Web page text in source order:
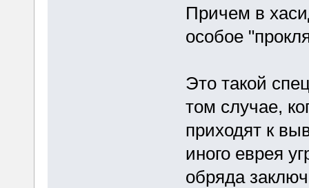
Причем в
особое
Это такой
том случае,
приходят к
иного еврея
обряда